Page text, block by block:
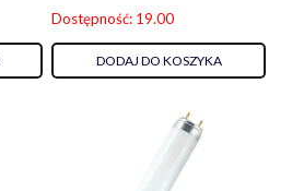
Dostępność: 19.00
DODAJ DO KOSZYKA